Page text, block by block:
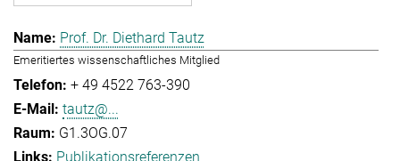
Prof. Dr. Diethard Tautz
Emeritiertes wissenschaftliches Mitglied
+ 49 4522 763-390
tautz@...
G1.3OG.07
Publikationsreferenzen